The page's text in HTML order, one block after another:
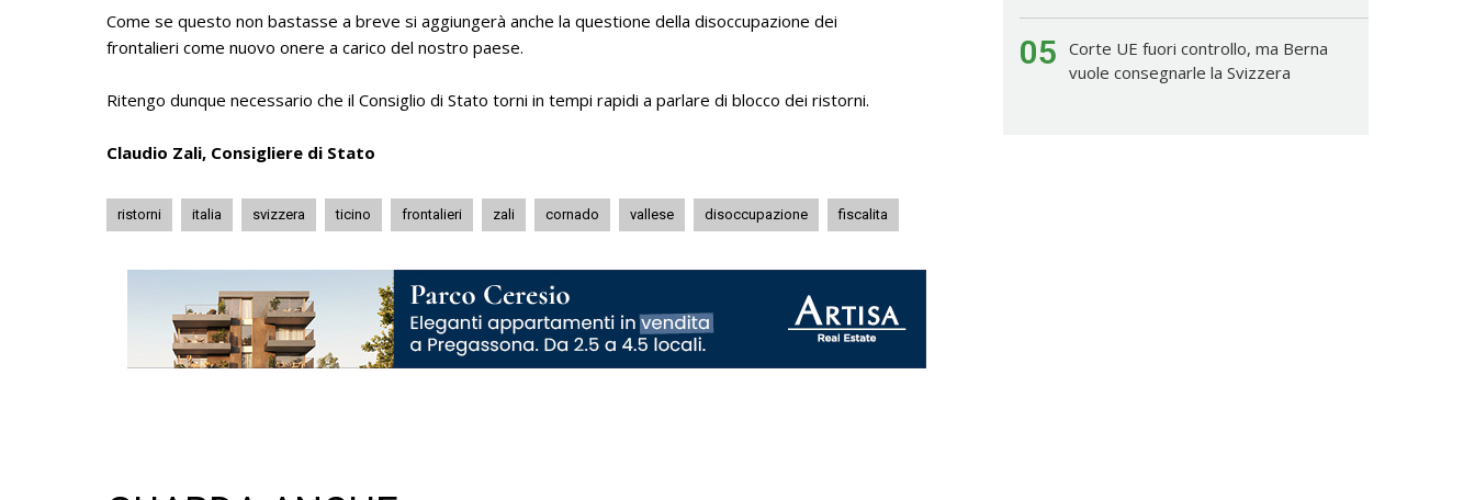
Come se questo non bastasse a breve si aggiungerà anche la questione della disoccupazione dei
frontalieri come nuovo onere a carico del nostro paese.
Ritengo dunque necessario che il Consiglio di Stato torni in tempi rapidi a parlare di blocco dei ristorni.
Claudio Zali, Consigliere di Stato
ristorni italia svizzera ticino frontalieri zali cornado vallese disoccupazione fiscalita
05 Corte UE fuori controllo, ma Berna
vuole consegnarle la Svizzera